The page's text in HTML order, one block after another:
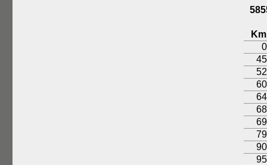
Km
0
45
52
60
64
68
69
79
90
95